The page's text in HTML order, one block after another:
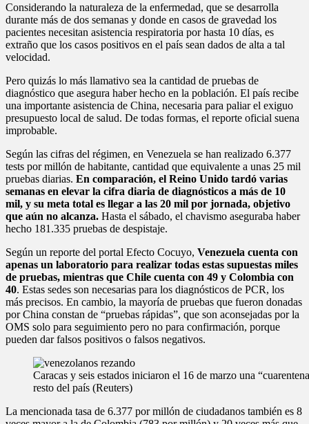
Considerando la naturaleza de la enfermedad, que se desarrolla
durante más de dos semanas y donde en casos de gravedad los
pacientes necesitan asistencia respiratoria por hasta 10 días, es
extraño que los casos positivos en el país sean dados de alta a tal
velocidad.
Pero quizás lo más llamativo sea la cantidad de pruebas de
diagnóstico que asegura haber hecho en la población. El país recibe
una importante asistencia de China, necesaria para paliar el exiguo
presupuesto local de salud. De todas formas, el reporte oficial suena
improbable.
Según las cifras del régimen, en Venezuela se han realizado 6.377
tests por millón de habitante, cantidad que equivalente a unas 25 mil
pruebas diarias. En comparación, el Reino Unido tardó varias
semanas en elevar la cifra diaria de diagnósticos a más de 10
mil, y su meta total es llegar a las 20 mil por jornada, objetivo
que aún no alcanza. Hasta el sábado, el chavismo aseguraba haber
hecho 181.335 pruebas de despistaje.
Según un reporte del portal Efecto Cocuyo, Venezuela cuenta con
apenas un laboratorio para realizar todas estas supuestas miles
de pruebas, mientras que Chile cuenta con 49 y Colombia con
40. Estas sedes son necesarias para los diagnósticos de PCR, los
más precisos. En cambio, la mayoría de pruebas que fueron donadas
por China constan de “pruebas rápidas”, que son aconsejadas por la
OMS solo para seguimiento pero no para confirmación, porque
pueden dar falsos positivos o falsos negativos.
Caracas y seis estados iniciaron el 16 de marzo una
resto del país (Reuters)
La mencionada tasa de 6.377 por millón de ciudadanos también es 8